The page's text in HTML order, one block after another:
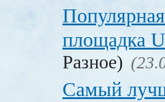
площадка
Разное)
Самый